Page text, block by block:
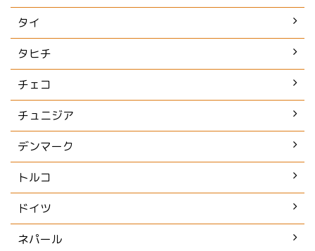
タイ
タヒチ
チェコ
チュニジア
デンマーク
トルコ
ドイツ
ネパール